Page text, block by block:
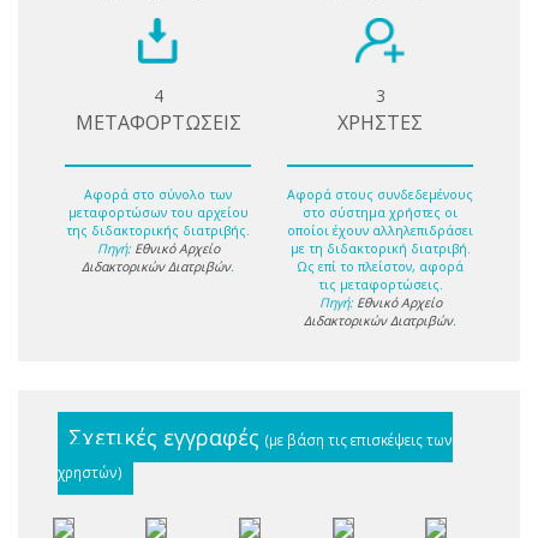
4
ΜΕΤΑΦΟΡΤΩΣΕΙΣ
Αφορά στο σύνολο των
μεταφορτώσων του αρχείου
της διδακτορικής διατριβής.
Πηγή: Εθνικό Αρχείο
Διδακτορικών Διατριβών.
3
ΧΡΗΣΤΕΣ
Αφορά στους συνδεδεμένους
στο σύστημα χρήστες οι
οποίοι έχουν αλληλεπιδράσει
με τη διδακτορική διατριβή.
Ως επί το πλείστον, αφορά
τις μεταφορτώσεις.
Πηγή: Εθνικό Αρχείο
Διδακτορικών Διατριβών.
Σχετικές εγγραφές (με βάση τις επισκέψεις των
χρηστών)